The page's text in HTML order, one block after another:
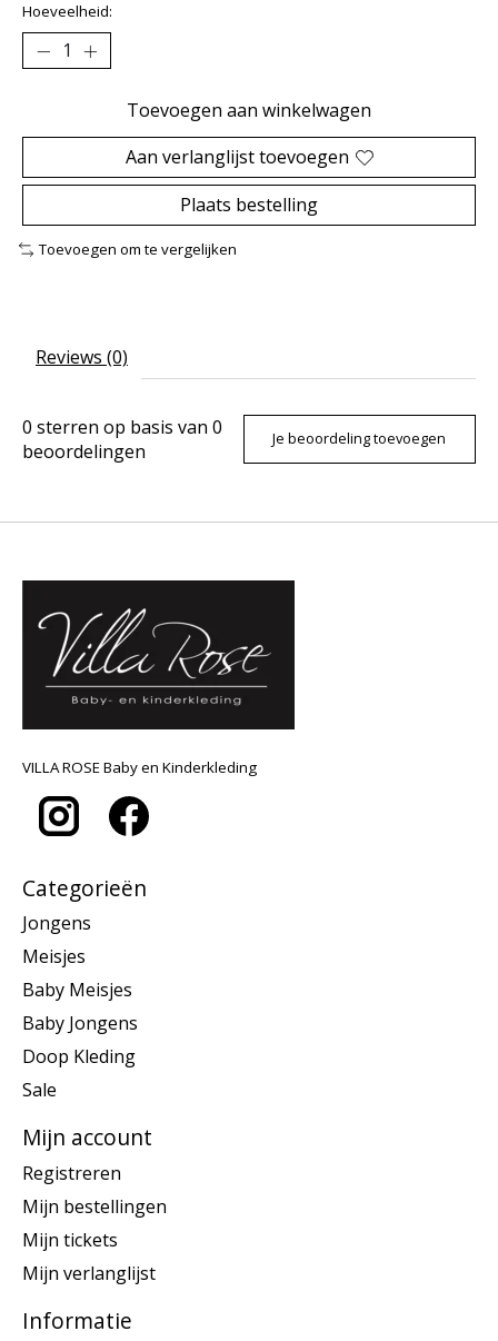
Hoeveelheid:
Toevoegen aan winkelwagen
Aan verlanglijst toevoegen
Plaats bestelling
Toevoegen om te vergelijken
Reviews (0)
0 sterren op basis van 0
beoordelingen
Je beoordeling toevoegen
VILLA ROSE Baby en Kinderkleding
Categorieën
Jongens
Meisjes
Baby Meisjes
Baby Jongens
Doop Kleding
Sale
Mijn account
Registreren
Mijn bestellingen
Mijn tickets
Mijn verlanglijst
Informatie